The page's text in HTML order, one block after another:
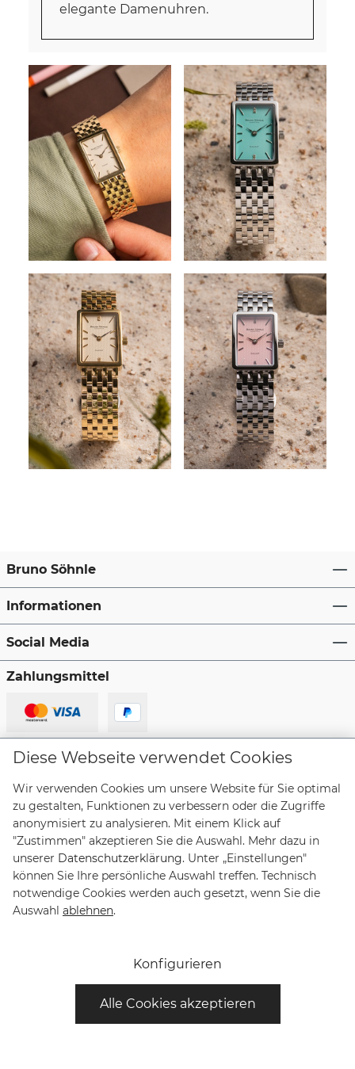
elegante Damenuhren.
Bruno Söhnle
Informationen
Social Media
Zahlungsmittel
Lieferanten
Vertrag widerrufen
* Alle Preise inkl. gesetzl. Mehrwertsteuer zzgl.
sind versandkostenfrei, Lieferzeiten für andere Länder
Diese Webseite verwendet Cookies
Wir verwenden Cookies um unsere Website für Sie optimal
zu gestalten, Funktionen zu verbessern oder die Zugriffe
anonymisiert zu analysieren. Mit einem Klick auf
"Zustimmen" akzeptieren Sie die Auswahl. Mehr dazu in
unserer Datenschutzerklärung. Unter „Einstellungen"
können Sie Ihre persönliche Auswahl treffen. Technisch
notwendige Cookies werden auch gesetzt, wenn Sie die
Auswahl ablehnen.
Konfigurieren
Alle Cookies akzeptieren